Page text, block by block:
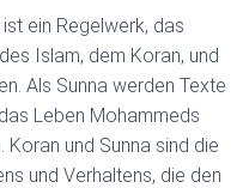
ein Regelwerk, das
Islam, dem Koran, und
Als Sunna werden Texte
Leben Mohammeds
und Sunna sind die
und Verhaltens, die den